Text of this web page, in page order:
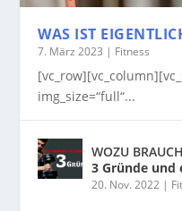
WAS IST
7. März 2023 | Fitness
img_size=“full“...
WOZU
3 Gründe und
20. Nov. 2022 |